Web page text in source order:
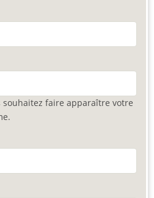
souhaitez faire apparaître votre